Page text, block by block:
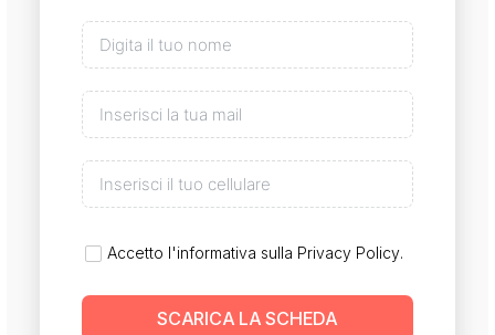
Accetto l'informativa sulla Privacy Policy.
SCARICA LA SCHEDA